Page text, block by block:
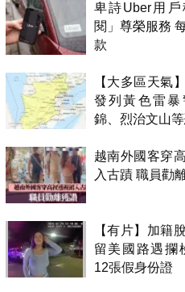
卑詩Uber用
閱」尊榮服務
款
【大多區天氣
發列黃色雷
錦、烈治文山
越南外國客穿
入古蹟 職員勸
【有片】加籍
留美國路遇攔
12張假身份證